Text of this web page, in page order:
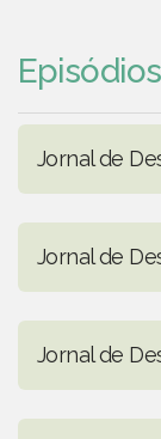
Episódios
Jornal de
Jornal de
Jornal de